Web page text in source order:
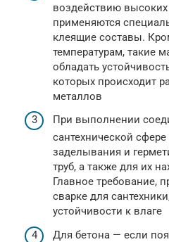
воздействию высоких
применяются
клеящие составы.
температурам, такие
обладать
которых происходит
металлов
При выполнении
сантехнической
заделывания и
труб, а также для их
Главное требование,
сварке для
устойчивости к влаге
Для бетона — если